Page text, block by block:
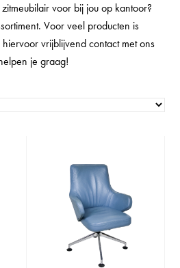
voor bij jou op kantoor?
Voor veel producten is
vrijblijvend contact met ons
je graag!